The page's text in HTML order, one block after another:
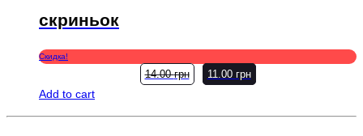
скриньок
Скидка!
14.00грн 11.00 грн
Add to cart